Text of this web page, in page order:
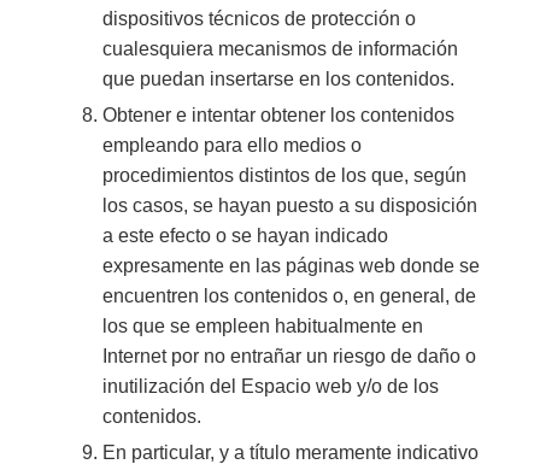
dispositivos técnicos de protección o
cualesquiera mecanismos de información
que puedan insertarse en los contenidos.
Obtener e intentar obtener los contenidos
empleando para ello medios o
procedimientos distintos de los que, según
los casos, se hayan puesto a su disposición
a este efecto o se hayan indicado
expresamente en las páginas web donde se
encuentren los contenidos o, en general, de
los que se empleen habitualmente en
Internet por no entrañar un riesgo de daño o
inutilización del Espacio web y/o de los
contenidos.
En particular, y a título meramente indicativo